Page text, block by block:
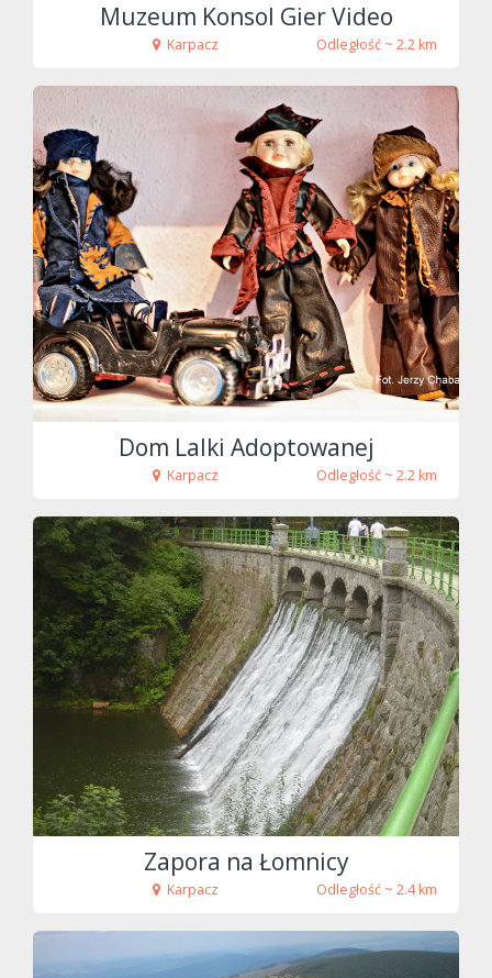
Muzeum Konsol Gier Video
Karpacz Odległość ~ 2.2 km
fot. Tenet
Dom Lalki Adoptowanej
Karpacz Odległość ~ 2.2 km
fot. Strohmeier
Zapora na Łomnicy
Karpacz Odległość ~ 2.4 km